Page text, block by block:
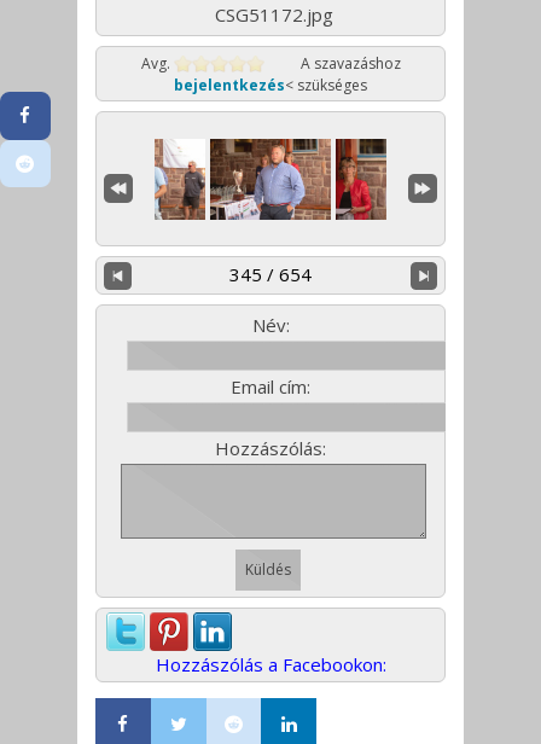
CSG51172.jpg
Avg.
A szavazáshoz
bejelentkezés< szükséges
345 / 654
Név:
Email cím:
Hozzászólás:
Hozzászólás a Facebookon: